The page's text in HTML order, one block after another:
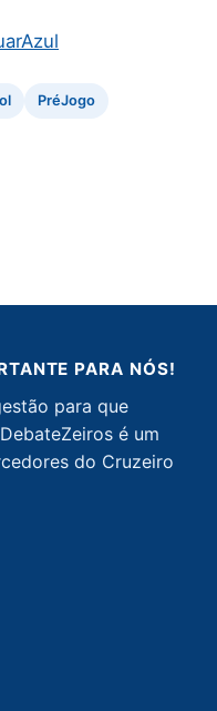
PréJogo
PARA NÓS!
para que
é um
do Cruzeiro